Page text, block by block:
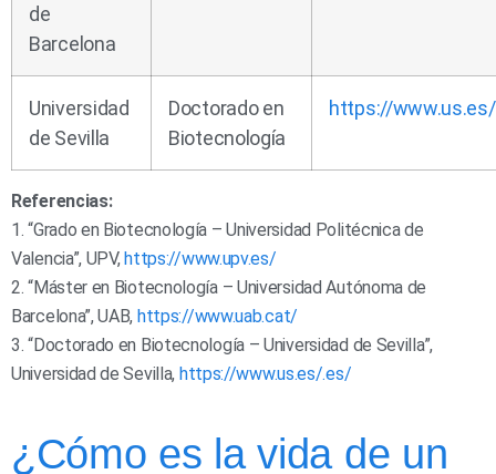
de
Barcelona
Universidad
de Sevilla
Doctorado en
Biotecnología
https://
Referencias:
1. “Grado en Biotecnología – Universidad Politécnica de
Valencia”, UPV,https://www.upv.es/
2. “Máster en Biotecnología – Universidad Autónoma de
Barcelona”, UAB, https://www.uab.cat/
3. “Doctorado en Biotecnología – Universidad de Sevilla”,
Universidad de Sevilla, https://www.us.es/.es/
¿Cómo es la vida de un